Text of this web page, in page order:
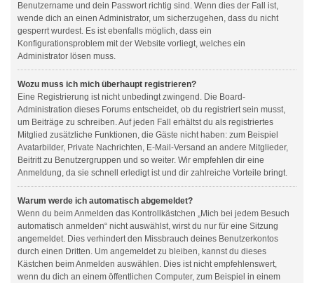
Benutzername und dein Passwort richtig sind. Wenn dies der Fall ist,
wende dich an einen Administrator, um sicherzugehen, dass du nicht
gesperrt wurdest. Es ist ebenfalls möglich, dass ein
Konfigurationsproblem mit der Website vorliegt, welches ein
Administrator lösen muss.
Wozu muss ich mich überhaupt registrieren?
Eine Registrierung ist nicht unbedingt zwingend. Die Board-
Administration dieses Forums entscheidet, ob du registriert sein musst,
um Beiträge zu schreiben. Auf jeden Fall erhältst du als registriertes
Mitglied zusätzliche Funktionen, die Gäste nicht haben: zum Beispiel
Avatarbilder, Private Nachrichten, E-Mail-Versand an andere Mitglieder,
Beitritt zu Benutzergruppen und so weiter. Wir empfehlen dir eine
Anmeldung, da sie schnell erledigt ist und dir zahlreiche Vorteile bringt.
Warum werde ich automatisch abgemeldet?
Wenn du beim Anmelden das Kontrollkästchen „Mich bei jedem Besuch
automatisch anmelden“ nicht auswählst, wirst du nur für eine Sitzung
angemeldet. Dies verhindert den Missbrauch deines Benutzerkontos
durch einen Dritten. Um angemeldet zu bleiben, kannst du dieses
Kästchen beim Anmelden auswählen. Dies ist nicht empfehlenswert,
wenn du dich an einem öffentlichen Computer, zum Beispiel in einem